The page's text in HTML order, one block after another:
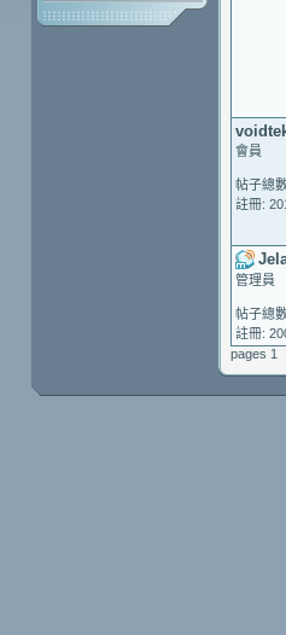
會員
帖子總
註冊:
管理員
帖子總
註冊:
pages 1